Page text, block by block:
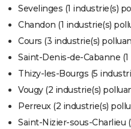
COPAINS D'AVANT
S'inscrire
Se connecter
Lycées
Collèges
Primaires
Universités
Entreprises
Service militaire
Avis de recherche
AVIS DE DÉCÈS
FORUM
Bricolage
Lifestyle
Culture
Sport
Auto
Television
Voyage
Cinema
Sevelinges (1 industrie(s)
Chandon (1 industrie(s)
Cours (3 industrie(s)
Saint-Denis-de-Cabanne
Thizy-les-Bourgs (5
Vougy (2 industrie(s)
Perreux (2 industrie(s)
Saint-Nizier-sous-Charlieu